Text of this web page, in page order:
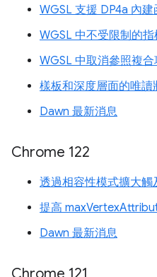
WGSL 支援 DP4a 內建
WGSL 中不受限制的指
WGSL 中取消參照複
樣板和深度層面的唯讀
Dawn 最新消息
Chrome 122
透過相容性模式擴大觸
提高
Dawn 最新消息